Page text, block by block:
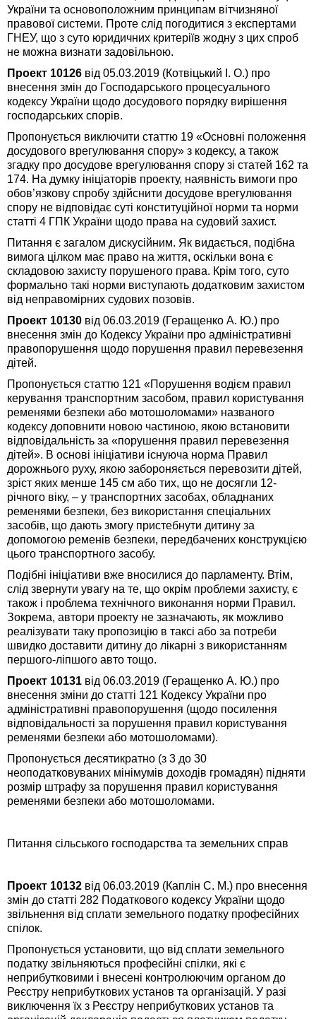
України та основоположним принципам вітчизняної
правової системи. Проте слід погодитися з експертами
ГНЕУ, що з суто юридичних критеріїв жодну з цих спроб
не можна визнати задовільною.
Проект 10126 від 05.03.2019 (Котвіцький І. О.) про
внесення змін до Господарського процесуального
кодексу України щодо досудового порядку вирішення
господарських спорів.
Пропонується виключити статтю 19 «Основні положення
досудового врегулювання спору» з кодексу, а також
згадку про досудове врегулювання спору зі статей 162 та
174. На думку ініціаторів проекту, наявність вимоги про
обов’язкову спробу здійснити досудове врегулювання
спору не відповідає суті конституційної норми та норми
статті 4 ГПК України щодо права на судовий захист.
Питання є загалом дискусійним. Як видається, подібна
вимога цілком має право на життя, оскільки вона є
складовою захисту порушеного права. Крім того, суто
формально такі норми виступають додатковим захистом
від неправомірних судових позовів.
Проект 10130 від 06.03.2019 (Геращенко А. Ю.) про
внесення змін до Кодексу України про адміністративні
правопорушення щодо порушення правил перевезення
дітей.
Пропонується статтю 121 «Порушення водієм правил
керування транспортним засобом, правил користування
ременями безпеки або мотошоломами» названого
кодексу доповнити новою частиною, якою встановити
відповідальність за «порушення правил перевезення
дітей». В основі ініціативи існуюча норма Правил
дорожнього руху, якою забороняється перевозити дітей,
зріст яких менше 145 см або тих, що не досягли 12-
річного віку, – у транспортних засобах, обладнаних
ременями безпеки, без використання спеціальних
засобів, що дають змогу пристебнути дитину за
допомогою ременів безпеки, передбачених конструкцією
цього транспортного засобу.
Подібні ініціативи вже вносилися до парламенту. Втім,
слід звернути увагу на те, що окрім проблеми захисту, є
також і проблема технічного виконання норми Правил.
Зокрема, автори проекту не зазначають, як можливо
реалізувати таку пропозицію в таксі або за потреби
швидко доставити дитину до лікарні з використанням
першого-ліпшого авто тощо.
Проект 10131 від 06.03.2019 (Геращенко А. Ю.) про
внесення зміни до статті 121 Кодексу України про
адміністративні правопорушення (щодо посилення
відповідальності за порушення правил користування
ременями безпеки або мотошоломами).
Пропонується десятикратно (з 3 до 30
неоподатковуваних мінімумів доходів громадян) підняти
розмір штрафу за порушення правил користування
ременями безпеки або мотошоломами.
Питання сільського господарства та земельних справ
Проект 10132 від 06.03.2019 (Каплін С. М.) про внесення
змін до статті 282 Податкового кодексу України щодо
звільнення від сплати земельного податку професійних
спілок.
Пропонується установити, що від сплати земельного
податку звільняються професійні спілки, які є
неприбутковими і внесені контролюючим органом до
Реєстру неприбуткових установ та організацій. У разі
виключення їх з Реєстру неприбуткових установ та